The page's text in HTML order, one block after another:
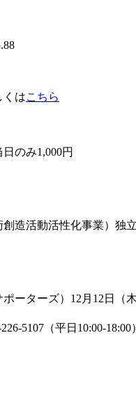
くはこちら
日のみ1,000円
造活動活性化事業）独
ーターズ）12月12日（木
5107（平日10:00-18:00）